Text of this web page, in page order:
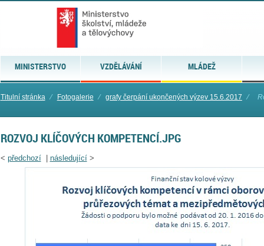
MINISTERSTVO VZDĚLÁVÁNÍ MLÁDEŽ
Titulní stránka ⁄ Fotogalerie ⁄ grafy čerpání ukončených výzev 15.6.2017 ⁄
ROZVOJ KLÍČOVÝCH KOMPETENCÍ.JPG
< předchozí| následující>